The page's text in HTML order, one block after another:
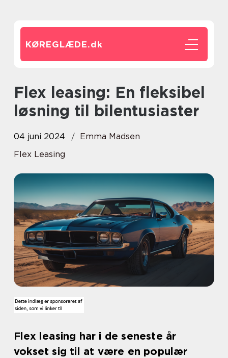
KØREGLÆDE.dk
Flex leasing: En fleksibel
løsning til bilentusiaster
04 juni 2024
Emma Madsen
Flex Leasing
Flex leasing har i de seneste år
vokset sig til at være en populær